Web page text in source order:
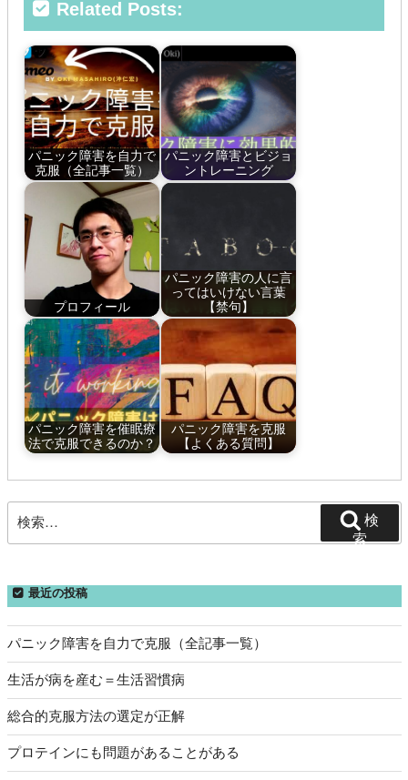
Related Posts:
パニック障害を自力で
克服（全記事一覧）
パニック障害とビジョ
ントレーニング
プロフィール
パニック障害の人に言
ってはいけない言葉
【禁句】
パニック障害を催眠療
法で克服できるのか？
パニック障害を克服
【よくある質問】
索:
検
索
最近の投稿
パニック障害を自力で克服（全記事一覧）
生活が病を産む＝生活習慣病
総合的克服方法の選定が正解
プロテインにも問題があることがある